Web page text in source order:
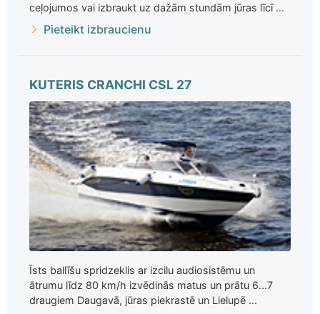
ceļojumos vai izbraukt uz dažām stundām jūras līcī ...
Pieteikt izbraucienu
KUTERIS CRANCHI CSL 27
Īsts ballīšu spridzeklis ar izcilu audiosistēmu un
ātrumu līdz 80 km/h izvēdinās matus un prātu 6...7
draugiem Daugavā, jūras piekrastē un Lielupē ...